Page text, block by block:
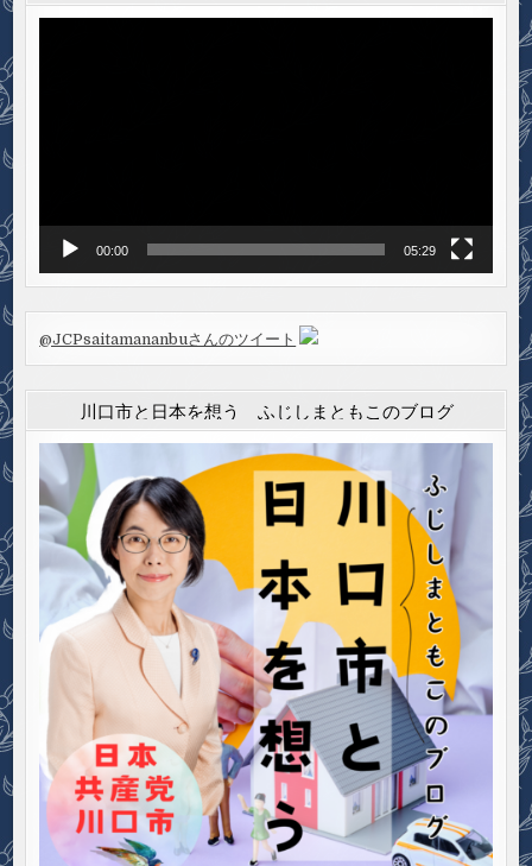
00:00 05:29
@JCPsaitamananbuさんのツイート
川口市と日本を想う ふじしまともこのブログ